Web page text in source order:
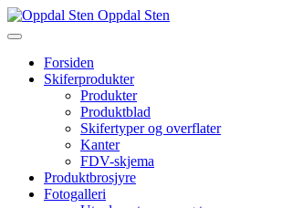
Oppdal Sten
Forsiden
Skiferprodukter
Produkter
Produktblad
Skifertyper og overflater
Kanter
FDV-skjema
Produktbrosjyre
Fotogalleri